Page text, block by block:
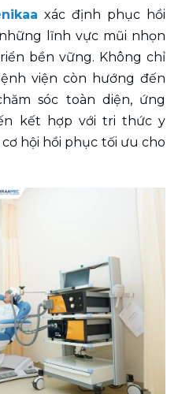
xác định phục hồi
lĩnh vực mũi nhọn
bền vững. Không chỉ
viện còn hướng đến
sóc toàn diện, ứng
kết hợp với tri thức y
hội hồi phục tối ưu cho